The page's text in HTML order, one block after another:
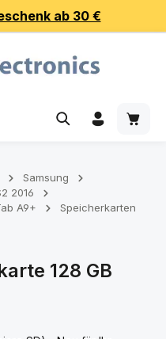
ab 30 €
Samsung
2016
A9+
Speicherkarten
von 5 Sternen
128 GB